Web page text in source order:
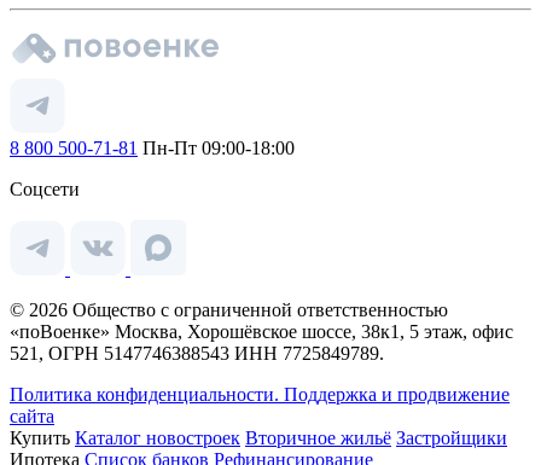
8 800 500-71-81 Пн-Пт 09:00-18:00
Соцсети
© 2026 Общество с ограниченной ответственностью
«поВоенке» Москва, Хорошёвское шоссе, 38к1, 5 этаж, офис
521, ОГРН 5147746388543 ИНН 7725849789.
Политика конфиденциальности. Поддержка и продвижение
сайта
Купить Каталог новостроек Вторичное жильё Застройщики
Ипотека Список банков Рефинансирование